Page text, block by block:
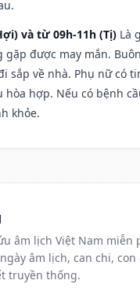
và từ 09h-11h (Tị) Là
gặp được may mắn.
sắp về nhà. Phụ nữ có
hòa hợp. Nếu có bệnh
khỏe.
âm lịch Việt Nam miễn
âm lịch, can chi,
truyền thống.